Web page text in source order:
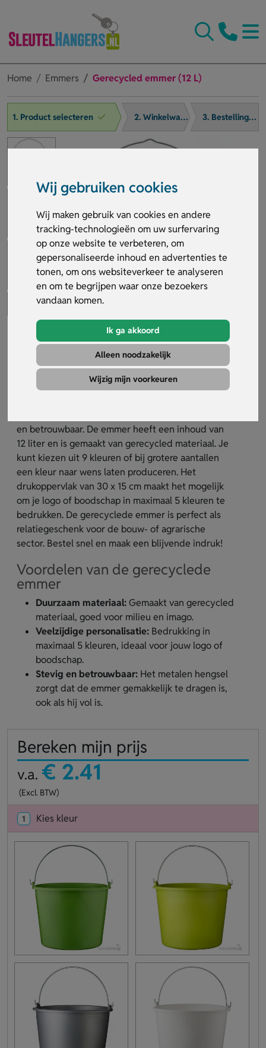
Wij gebruiken cookies
Wij maken gebruik van cookies en andere
tracking-technologieën om uw surfervaring
op onze website te verbeteren, om
gepersonaliseerde inhoud en advertenties te
tonen, om ons websiteverkeer te analyseren
en om te begrijpen waar onze bezoekers
vandaan komen.
Ik ga akkoord
Alleen noodzakelijk
Wijzig mijn voorkeuren
Home Emmers Gerecycled emmer (12 L)
1. Product selecteren 2. Winkelwagen 3. Bestelling afronden
Gerecycled emmer (12 L)
30056
De gerecyclede emmer is een duurzame keuze
en betrouwbaar. De emmer heeft een inhoud van
12 liter en is gemaakt van gerecycled materiaal. Je
kunt kiezen uit 9 kleuren of bij grotere aantallen
een kleur naar wens laten produceren. Het
drukoppervlak van 30 x 15 cm maakt het mogelijk
om je logo of boodschap in maximaal 5 kleuren te
bedrukken. De gerecyclede emmer is perfect als
relatiegeschenk voor de bouw- of agrarische
sector. Bestel snel en maak een blijvende indruk!
Voordelen van de gerecyclede
emmer
Duurzaam materiaal:Gemaakt van gerecycled
materiaal, goed voor milieu en imago.
Veelzijdige personalisatie: Bedrukking in
maximaal 5 kleuren, ideaal voor jouw logo of
boodschap.
Stevig en betrouwbaar: Het metalen hengsel
zorgt dat de emmer gemakkelijk te dragen is,
ook als hij vol is.
Bereken mijn prijs
v.a. € 2.41
(Excl. BTW)
1 Kies kleur